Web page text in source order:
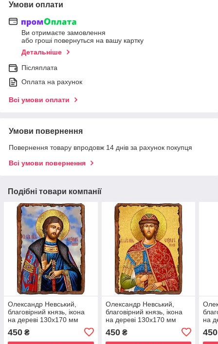
Умови оплати
Ви отримаєте замовлення
або гроші повернуться на вашу картку
Детальніше
Післяплата
Оплата на рахунок
Всі умови оплати
Умови повернення
Повернення товару впродовж 14 днів за рахунок покупця
Всі умови повернення
Подібні товари компанії
Олександр Невський,
благовірний князь, ікона
на дереві 130х170 мм
450 ₴
Олександр Невський,
благовірний князь, ікона
на дереві 130х170 мм
450₴
на
450